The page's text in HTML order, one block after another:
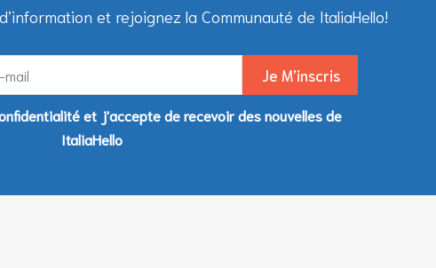
et rejoignez la Communauté de ItaliaHello!
et j'accepte de recevoir des nouvelles de
ItaliaHello